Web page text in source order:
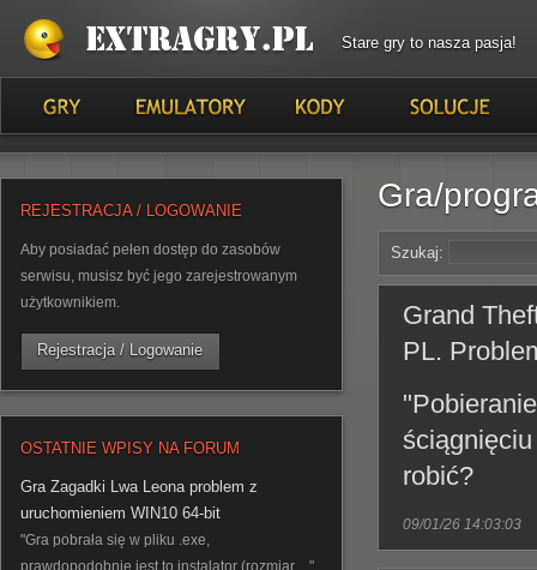
Stare gry to nasza pasja!
REJESTRACJA / LOGOWANIE
Aby posiadać pełen dostęp do zasobów
serwisu, musisz być jego zarejestrowanym
użytkownikiem.
Rejestracja / Logowanie
OSTATNIE WPISY NA FORUM
Gra Zagadki Lwa Leona problem z
uruchomieniem WIN10 64-bit
"Gra pobrała się w pliku .exe,
prawdopodobnie jest to instalator (rozmiar…"
Gra/
Szukaj:
Grand
PL.
ściągnięciu
robić?
09/01/26 14:03:03